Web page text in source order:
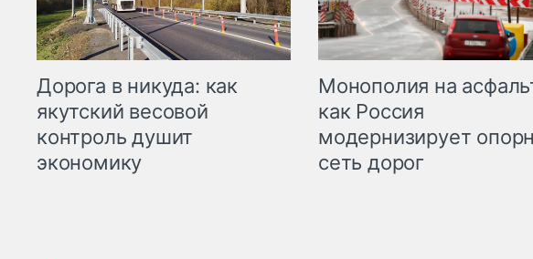
Дорога в никуда: как
якутский весовой
контроль душит
экономику
Монополия на
как Россия
модернизирует
сеть дорог